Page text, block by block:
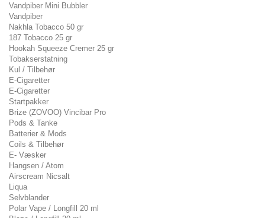
Vandpiber Mini Bubbler
Vandpiber
Nakhla Tobacco 50 gr
187 Tobacco 25 gr
Hookah Squeeze Cremer 25 gr
Tobakserstatning
Kul / Tilbehør
E-Cigaretter
E-Cigaretter
Startpakker
Brize (ZOVOO) Vincibar Pro
Pods & Tanke
Batterier & Mods
Coils & Tilbehør
E- Væsker
Hangsen / Atom
Airscream Nicsalt
Liqua
Selvblander
Polar Vape / Longfill 20 ml